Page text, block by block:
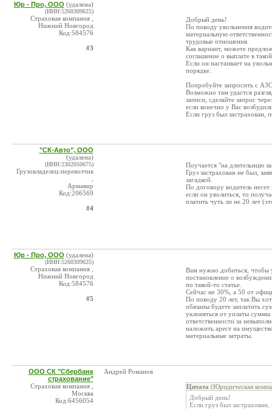
Юр - Про, ООО (удалена)
(ИНН:5260309625)
Страховая компания ,
Нижний Новгород
Код:584576
#3
Добрый день!
По поводу увольнения
материальную
трудовые отношения.
Как вариант, можете
соглашение о выплате в
Если он настаивает на
порядке.
Попробуйте запросить с
Возможно там удастся
записи, сделайте запрос
если конечно у Вас
Если груз был застрахован,
"СК-Авто", ООО
(удалена)
(ИНН:2302050675)
Грузовладелец-перевозчик
Армавир
Код:206569
#4
Поучается "на длительнцю
Груз застрахован не был,
загадкой.
По договору водитель
если он уволиться, то
платить чуть ли не 20 лет
Юр - Про, ООО (удалена)
(ИНН:5260309625)
Страховая компания ,
Нижний Новгород
Код:584576
#5
Вам нужно добиться, чтобы
постановление о
по такой-то статье.
Сейчас не 30%, а 50 от
По поводу 20 лет, так Вы
обязаны будете заплатить
уклоняться от уплаты
ответственности за
наложить арест на
материальные затраты.
ООО СК "Сбербанк
страхование"
Страховая компания ,
Москва
Код:6456054
Андрей Романов
Цитата (Юридическая
Добрый день!
Если груз был